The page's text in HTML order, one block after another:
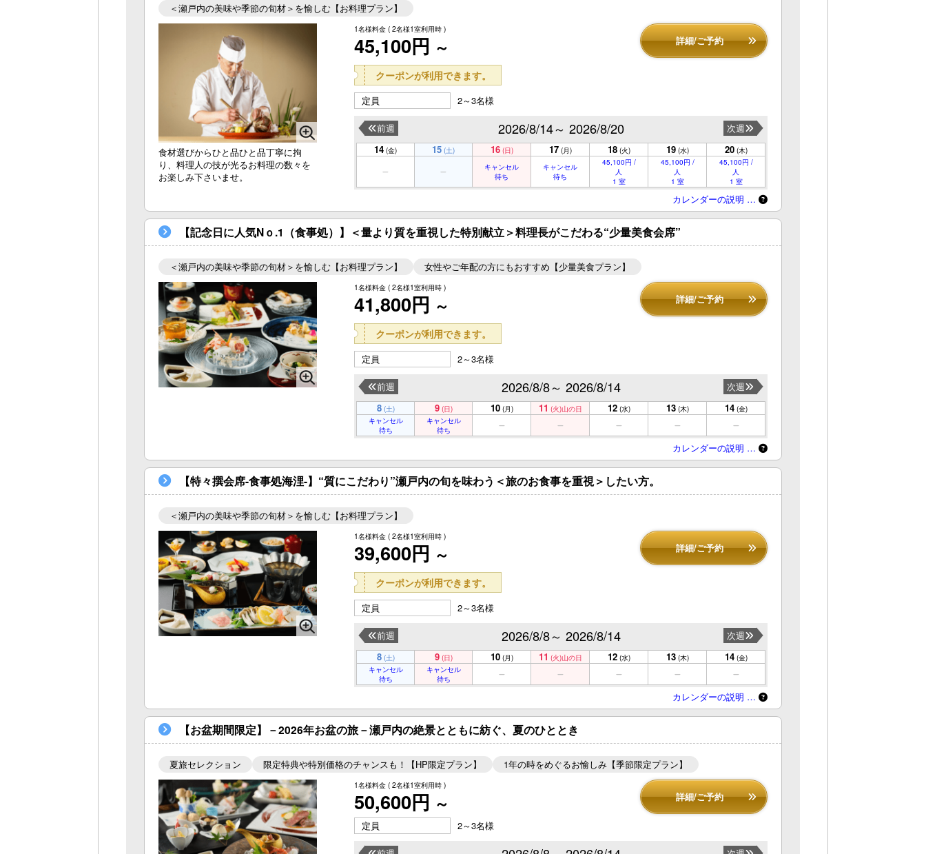
＜瀬戸内の美味や季節の旬材＞を愉しむ【お料理プラン】
食材選びからひと品ひと品丁寧に拘
り、料理人の技が光るお料理の数々を
お楽しみ下さいませ。
1名様料金 ( 2名様1室利用時 )
45,100円 ～ 詳細/ご予約
クーポンが利用できます。
定員 2～3名様
2026/8/14～ 2026/8/20
前週
次週
14 (金) 15 (土) 16 (日) 17 (月) 18 (火) 19 (水) 20 (木)
キャンセル
待ち
キャンセル
待ち
45,100円 /
人
1 室
45,100円 /
人
1 室
45,100円 /
人
1 室
カレンダーの説明 …
【記念日に人気Nｏ.1（食事処）】＜量より質を重視した特別献立＞料理長がこだわる“少量美食会席”
＜瀬戸内の美味や季節の旬材＞を愉しむ【お料理プラン】 女性やご年配の方にもおすすめ【少量美食プラン】
1名様料金 ( 2名様1室利用時 )
41,800円 ～ 詳細/ご予約
クーポンが利用できます。
定員 2～3名様
2026/8/8～ 2026/8/14
前週
次週
8 (土) 9 (日) 10 (月) 11 (火)山の日 12 (水) 13 (木) 14 (金)
キャンセル
待ち
キャンセル
待ち
カレンダーの説明 …
【特々撰会席-食事処海浬-】“質にこだわり”瀬戸内の旬を味わう＜旅のお食事を重視＞したい方。
＜瀬戸内の美味や季節の旬材＞を愉しむ【お料理プラン】
1名様料金 ( 2名様1室利用時 )
39,600円 ～ 詳細/ご予約
クーポンが利用できます。
定員 2～3名様
2026/8/8～ 2026/8/14
前週
次週
8 (土) 9 (日) 10 (月) 11 (火)山の日 12 (水) 13 (木) 14 (金)
キャンセル
待ち
キャンセル
待ち
カレンダーの説明 …
【お盆期間限定】－2026年お盆の旅－瀬戸内の絶景とともに紡ぐ、夏のひととき
夏旅セレクション 限定特典や特別価格のチャンスも！【HP限定プラン】 1年の時をめぐるお愉しみ【季節限定プラン】
1名様料金 ( 2名様1室利用時 )
50,600円 ～ 詳細/ご予約
定員 2～3名様